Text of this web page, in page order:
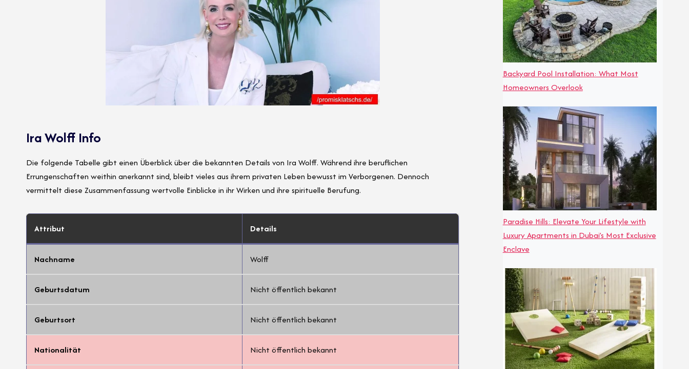
Ira Wolff Info
Die folgende Tabelle gibt einen Überblick über die bekannten Details von Ira Wolff. Während ihre beruflichen
Errungenschaften weithin anerkannt sind, bleibt vieles aus ihrem privaten Leben bewusst im Verborgenen. Dennoch
vermittelt diese Zusammenfassung wertvolle Einblicke in ihr Wirken und ihre spirituelle Berufung.
Attribut Details
Nachname Wolff
Geburtsdatum Nicht öffentlich bekannt
Geburtsort Nicht öffentlich bekannt
Nationalität Nicht öffentlich bekannt
Backyard Pool Installation: What Most
Homeowners Overlook
Paradise Hills: Elevate Your Lifestyle with
Luxury Apartments in Dubai’s Most Exclusive
Enclave